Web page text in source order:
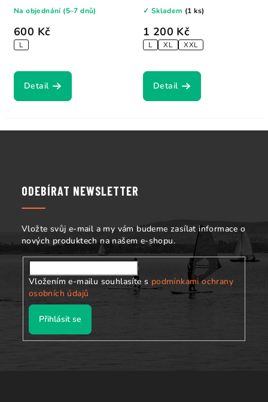
600 Kč
L
Na objednání (5–7 dnů)
Detail
1 200 Kč
L XL XXL
✓ Skladem (1 ks)
Detail
ODEBÍRAT NEWSLETTER
Vložte svůj e-mail a my vám budeme zasílat informace o
nových produktech na našem e-shopu.
Vložením e-mailu souhlasíte s podmínkami ochrany
osobních údajů
Přihlásit se